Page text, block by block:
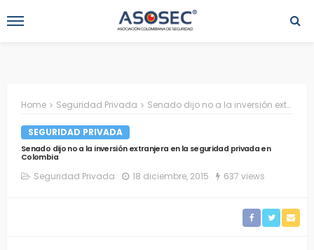
Home Seguridad Privada Senado dijo no a la inversión extranjera en la seguridad privada en Colombia
SEGURIDAD PRIVADA
Senado dijo no a la inversión extranjera en la seguridad privada en
Colombia
Seguridad Privada 18 diciembre, 2015 637 views